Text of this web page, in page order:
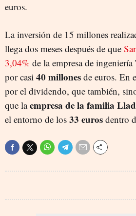
euros.
La inversión de 15 millones
llega dos meses después de que
3,04% de la empresa de ingeniería
por casi 40 millones de euros. En
por el dividendo, que también,
que laempresa de la familia
el entorno de los 33 euros dentro